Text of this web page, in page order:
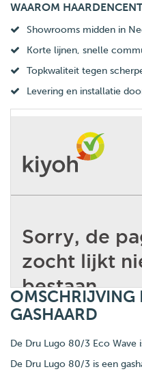
WAAROM
Showrooms midden in
Korte lijnen, snelle
Topkwaliteit tegen
Levering en installatie
GASHAARD
De Dru Lugo 80/3 Eco Wave
De Dru Lugo 80/3 is een